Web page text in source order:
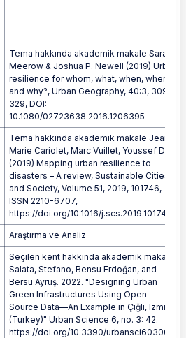
Tema hakkında akademik makale Sara
Meerow & Joshua P. Newell (2019) Urban
resilience for whom, what, when, where,
and why?, Urban Geography, 40:3, 309-
329, DOI:
10.1080/02723638.2016.1206395
Tema hakkında akademik makale Jean-
Marie Cariolet, Marc Vuillet, Youssef Diab
(2019) Mapping urban resilience to
disasters – A review, Sustainable Cities
and Society, Volume 51, 2019, 101746,
ISSN 2210-6707,
https://doi.org/10.1016/j.scs.2019.101746
Araştırma ve Analiz
Seçilen kent hakkında akademik makale
Salata, Stefano, Bensu Erdoğan, and
Bersu Ayruş. 2022. "Designing Urban
Green Infrastructures Using Open-
Source Data—An Example in Çiğli, Izmir
(Turkey)" Urban Science 6, no. 3: 42.
https://doi.org/10.3390/urbansci6030042